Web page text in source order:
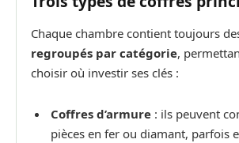
Chaque chambre contient toujours
regroupés par catégorie,
choisir où investir ses clés :
Coffres d’armure : ils peuvent
pièces en fer ou diamant, parfois